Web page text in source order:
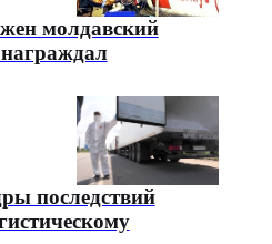
молдавский
последствий